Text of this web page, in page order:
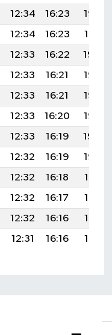
12:34 16:23
19:32
12:34 16:23
19:31
12:33 16:22
19:29
12:33 16:21
19:28
12:33 16:21
19:27
12:33 16:20
19:25
12:33 16:19
19:24
12:32 16:19
19:22
12:32 16:18
19:21
12:32 16:17
19:19
12:32 16:16
19:18
12:31 16:16 19:16